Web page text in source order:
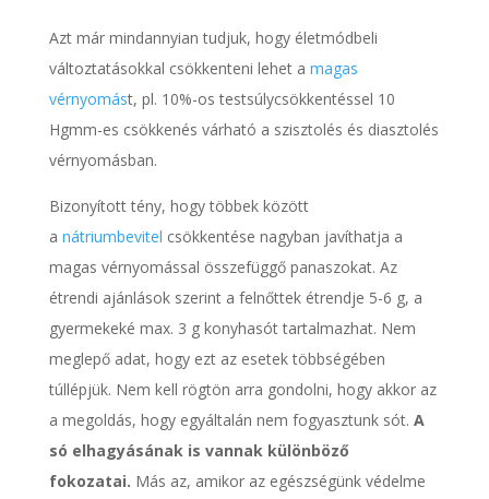
Azt már mindannyian tudjuk, hogy életmódbeli
változtatásokkal csökkenteni lehet a magas
vérnyomást, pl. 10%-os testsúlycsökkentéssel 10
Hgmm-es csökkenés várható a szisztolés és diasztolés
vérnyomásban.
Bizonyított tény, hogy többek között
a nátriumbevitel csökkentése nagyban javíthatja a
magas vérnyomással összefüggő panaszokat. Az
étrendi ajánlások szerint a felnőttek étrendje 5-6 g, a
gyermekeké max. 3 g konyhasót tartalmazhat. Nem
meglepő adat, hogy ezt az esetek többségében
túllépjük. Nem kell rögtön arra gondolni, hogy akkor az
a megoldás, hogy egyáltalán nem fogyasztunk sót. A
só elhagyásának is vannak különböző
fokozatai. Más az, amikor az egészségünk védelme